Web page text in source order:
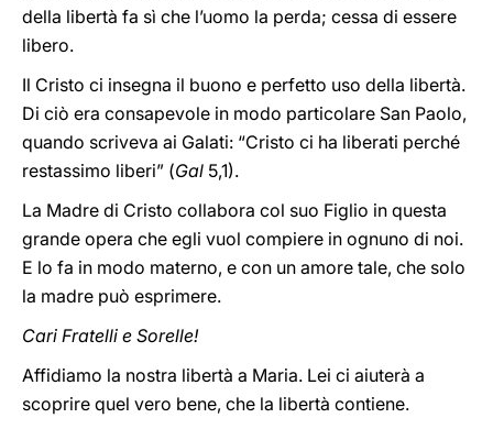
della libertà fa sì che l’uomo la perda; cessa di essere
libero.
Il Cristo ci insegna il buono e perfetto uso della libertà.
Di ciò era consapevole in modo particolare San Paolo,
quando scriveva ai Galati: “Cristo ci ha liberati perché
restassimo liberi” (Gal 5,1).
La Madre di Cristo collabora col suo Figlio in questa
grande opera che egli vuol compiere in ognuno di noi.
E lo fa in modo materno, e con un amore tale, che solo
la madre può esprimere.
Cari Fratelli e Sorelle!
Affidiamo la nostra libertà a Maria. Lei ci aiuterà a
scoprire quel vero bene, che la libertà contiene.